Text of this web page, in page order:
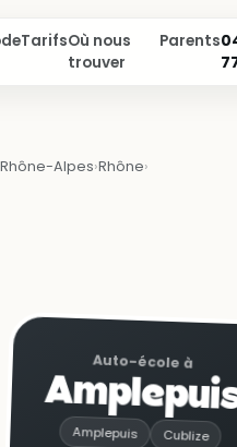
TarifsOù nous
trouver
Parents
Alpes›Rhône›
Auto-école à
Amplepuis Cublize